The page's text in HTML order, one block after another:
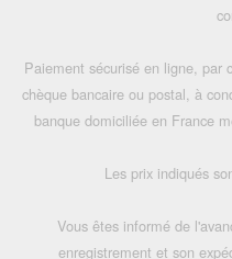
Paiement sécurisé en ligne, par
chèque bancaire ou postal, à
banque domiciliée en France
Les prix indiqués
Vous êtes informé de
enregistrement et son